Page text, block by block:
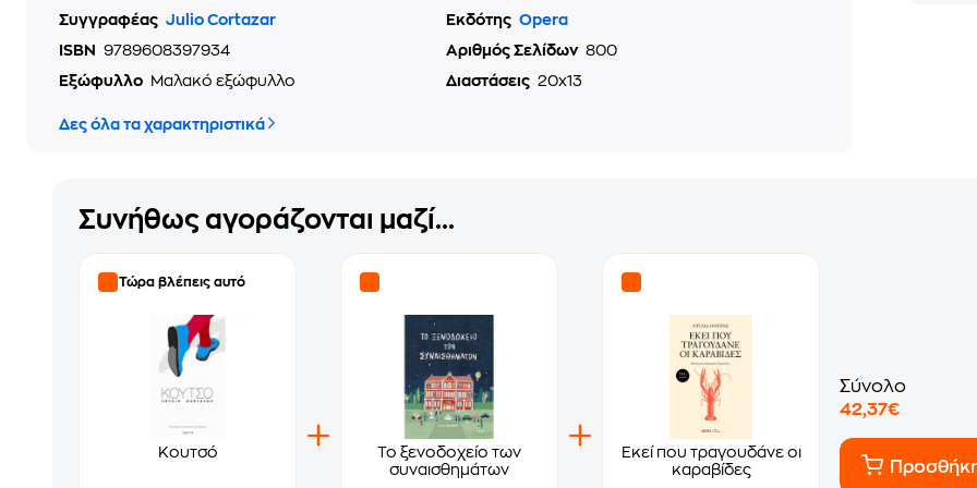
Συγγραφέας Julio Cortazar Εκδότης Opera
ISBN
9789608397934 Αριθμός Σελίδων 800
Εξώφυλλο
Μαλακό εξώφυλλο Διαστάσεις 20x13
Δες όλα τα χαρακτηριστικά
Συνήθως αγοράζονται μαζί...
Τώρα βλέπεις αυτό
Κουτσό
Το ξενοδοχείο των
συναισθημάτων
Εκεί που τραγουδάνε οι
καραβίδες
Σύνολο
42,37€